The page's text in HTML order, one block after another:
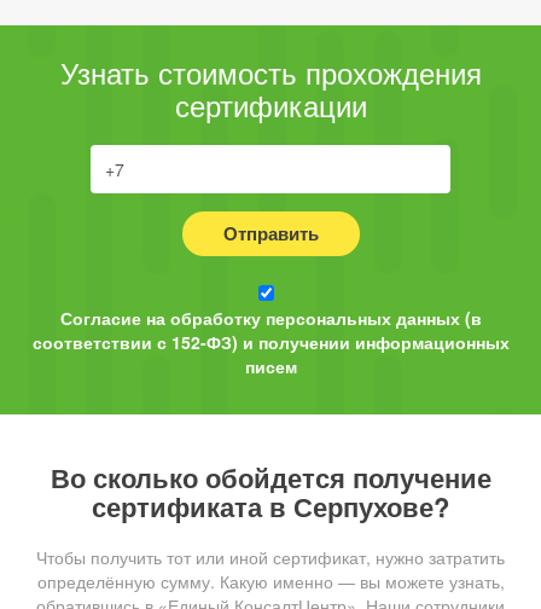
Узнать стоимость прохождения
сертификации
Отправить
Согласие на обработку персональных данных (в
соответствии с 152-ФЗ) и получении информационных
писем
Во сколько обойдется получение
сертификата в Серпухове?
Чтобы получить тот или иной сертификат, нужно затратить
определённую сумму. Какую именно — вы можете узнать,